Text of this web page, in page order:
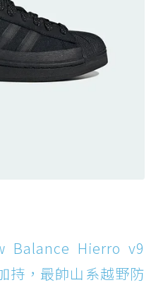
Voyage NITRO™ 4
入，回彈與防滑兼具的
2 WP：腳
的防水輕越野鞋
，經典八孔加上全防
BADGER
穿懶人神器！搭載固特
鞋
Hierro v9
持，最帥山系越野防